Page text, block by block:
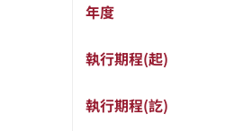
年度
執行期程(起)
執行期程(訖)